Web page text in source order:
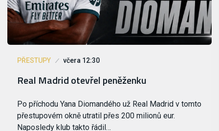
PŘESTUPY včera 12:30
Real Madrid otevřel peněženku
Po příchodu Yana Diomandého už Real Madrid v tomto
přestupovém okně utratil přes 200 milionů eur.
Naposledy klub takto řádil…